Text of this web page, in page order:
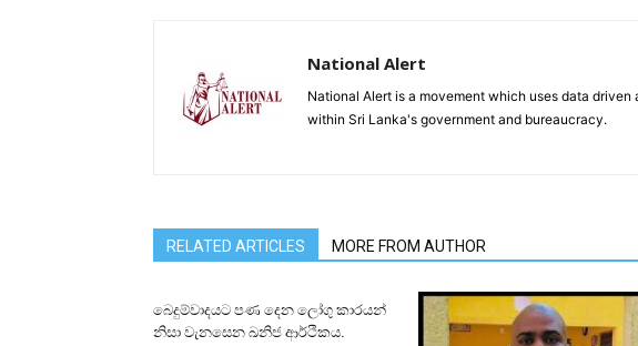
National Alert
National Alert is a movement which uses data
within Sri Lanka's government and bureaucracy.
RELATED ARTICLES MORE FROM AUTHOR
බෙදුම්වාදයට පණ දෙන ලෝගු කාරයන්
නිසා වැනසෙන ඛනිජ ආර්ථිකය.